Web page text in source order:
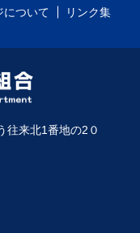
について
リンク集
往来北1番地の2０